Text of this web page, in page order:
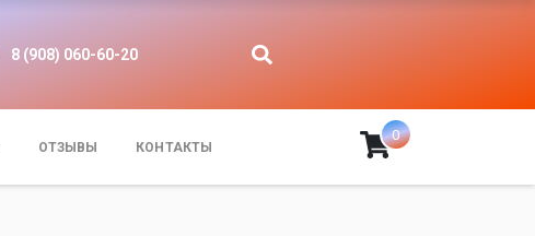
8 (908) 060-60-20
ОТЗЫВЫ КОНТАКТЫ
0